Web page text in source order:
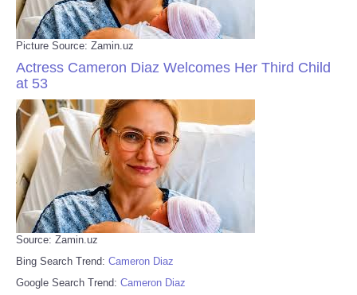
Picture Source: Zamin.uz
Actress Cameron Diaz Welcomes Her Third Child
at 53
Source: Zamin.uz
Bing Search Trend: Cameron Diaz
Google Search Trend: Cameron Diaz